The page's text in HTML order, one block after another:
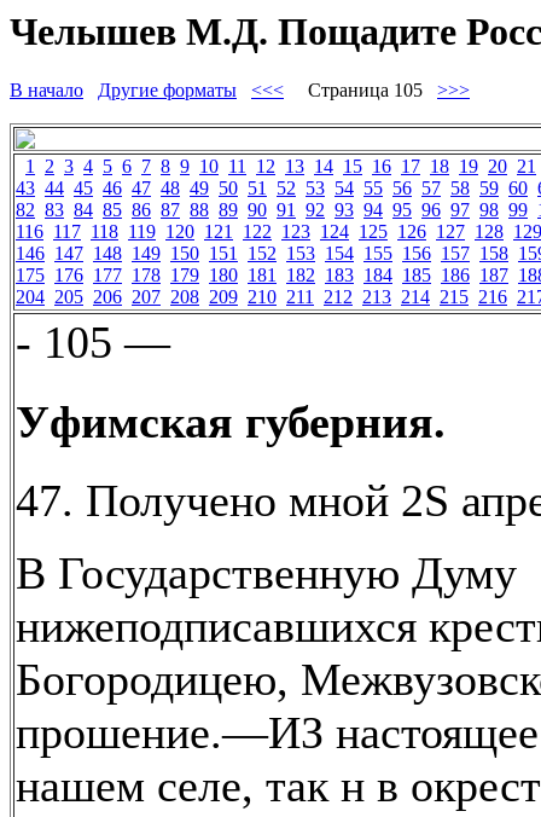
Челышев М.Д. Пощадите
В начало Другие форматы <<< Страница 105 >>>
1 2 3 4 5 6 7 8 9 10 11 12 13 14 15 16 17 18 19 20 21
43 44 45 46 47 48 49 50 51 52 53 54 55 56 57 58 59 60
82 83 84 85 86 87 88 89 90 91 92 93 94 95 96 97 98 99
116 117 118 119 120 121 122 123 124 125 126 127 128 129
146 147 148 149 150 151 152 153 154 155 156 157 158
175 176 177 178 179 180 181 182 183 184 185 186 187
204 205 206 207 208 209 210 211 212 213 214 215 216
- 105 —
Уфимская губерния.
47. Получено мной 2S
В Государственную Думу
нижеподписавшихся
Богородицею,
прошение.—ИЗ
нашем селе, так н в